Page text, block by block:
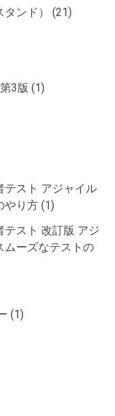
ンド）
(21)
3版 (1)
テスト アジャイル
やり方 (1)
テスト 改訂版 アジ
ムーズなテストの
(1)